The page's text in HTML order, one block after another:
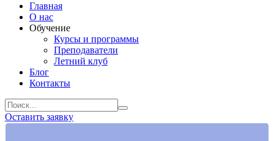
Главная
О нас
Обучение
Курсы и программы
Преподаватели
Летний клуб
Блог
Контакты
Оставить заявку